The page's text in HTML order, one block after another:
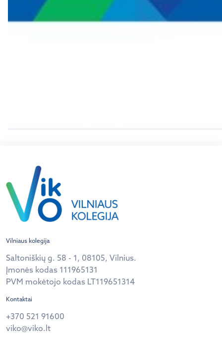
Vilniaus kolegija
Saltoniškių g. 58 - 1, 08105, Vilnius.
Įmonės kodas 111965131
PVM mokėtojo kodas LT119651314
Kontaktai
+370 521 91600
viko@viko.lt